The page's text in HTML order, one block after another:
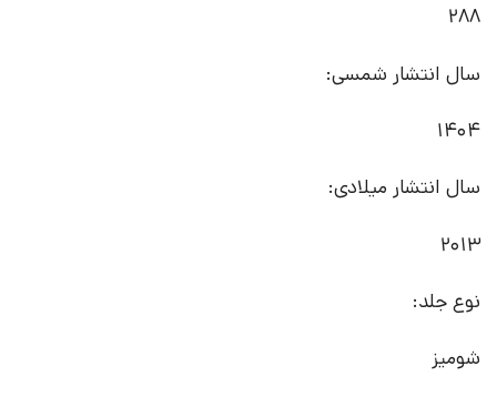
288
سال انتشار شمسی:
1404
سال انتشار میلادی:
2013
نوع جلد:
شومیز